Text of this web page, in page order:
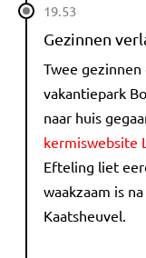
19.53
Gezinnen
Twee
vakantiepark
naar huis
kermiswebsite
Efteling liet
waakzaam is
Kaatsheuvel.